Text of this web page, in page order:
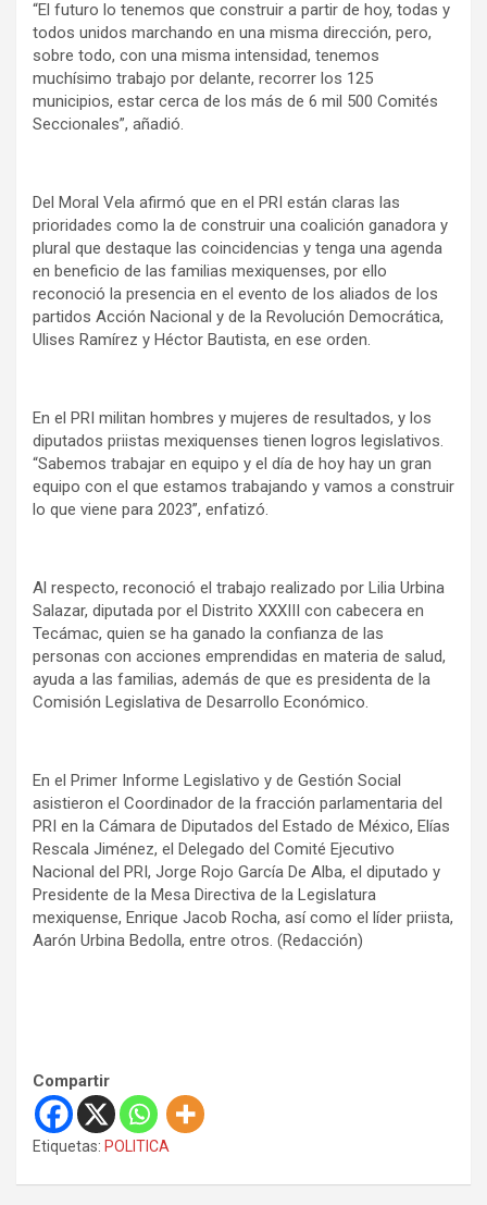
“El futuro lo tenemos que construir a partir de hoy, todas y
todos unidos marchando en una misma dirección, pero,
sobre todo, con una misma intensidad, tenemos
muchísimo trabajo por delante, recorrer los 125
municipios, estar cerca de los más de 6 mil 500 Comités
Seccionales”, añadió.
Del Moral Vela afirmó que en el PRI están claras las
prioridades como la de construir una coalición ganadora y
plural que destaque las coincidencias y tenga una agenda
en beneficio de las familias mexiquenses, por ello
reconoció la presencia en el evento de los aliados de los
partidos Acción Nacional y de la Revolución Democrática,
Ulises Ramírez y Héctor Bautista, en ese orden.
En el PRI militan hombres y mujeres de resultados, y los
diputados priistas mexiquenses tienen logros legislativos.
“Sabemos trabajar en equipo y el día de hoy hay un gran
equipo con el que estamos trabajando y vamos a construir
lo que viene para 2023”, enfatizó.
Al respecto, reconoció el trabajo realizado por Lilia Urbina
Salazar, diputada por el Distrito XXXIII con cabecera en
Tecámac, quien se ha ganado la confianza de las
personas con acciones emprendidas en materia de salud,
ayuda a las familias, además de que es presidenta de la
Comisión Legislativa de Desarrollo Económico.
En el Primer Informe Legislativo y de Gestión Social
asistieron el Coordinador de la fracción parlamentaria del
PRI en la Cámara de Diputados del Estado de México, Elías
Rescala Jiménez, el Delegado del Comité Ejecutivo
Nacional del PRI, Jorge Rojo García De Alba, el diputado y
Presidente de la Mesa Directiva de la Legislatura
mexiquense, Enrique Jacob Rocha, así como el líder priista,
Aarón Urbina Bedolla, entre otros. (Redacción)
Compartir
Etiquetas: POLITICA